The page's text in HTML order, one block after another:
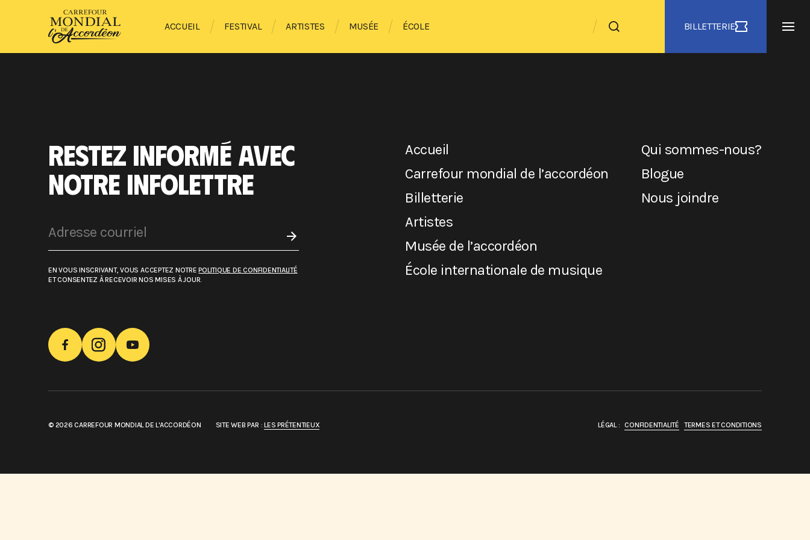
ACCUEIL FESTIVAL ARTISTES MUSÉE ÉCOLE BILLETTERIE
RESTEZ INFORMÉ AVEC
NOTRE INFOLETTRE
EN VOUS INSCRIVANT, VOUS ACCEPTEZ NOTREPOLITIQUE DE CONFIDENTIALITÉ
ET CONSENTEZ À RECEVOIR NOS MISES À JOUR.
Accueil
Carrefour mondial de l’accordéon
Billetterie
Artistes
Musée de l’accordéon
École internationale de musique
Qui sommes-nous?
Blogue
Nous joindre
© 2026 CARREFOUR MONDIAL DE L'ACCORDÉON SITE WEB PAR :LES PRÉTENTIEUX LÉGAL : CONFIDENTIALITÉ TERMES ET CONDITIONS